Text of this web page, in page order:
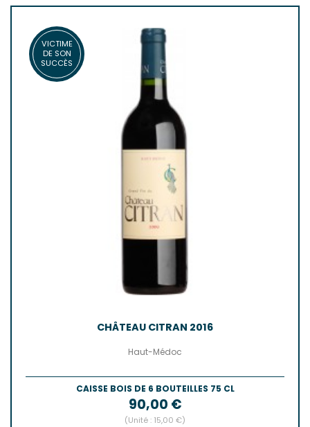
CHÂTEAU CITRAN 2016
Haut-Médoc
CAISSE BOIS DE 6 BOUTEILLES 75 CL
Prix
90,00 €
(Unité : 15,00 €)
VICTIME
DE SON
SUCCÈS